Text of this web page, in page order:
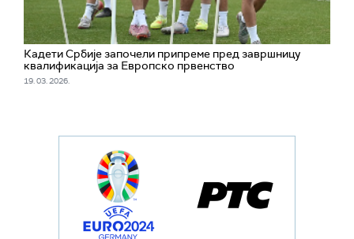
Кадети Србије започели припреме пред завршницу
квалификација за Европско првенство
19. 03. 2026.